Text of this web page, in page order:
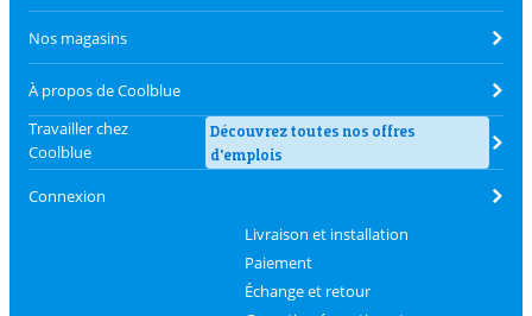
Nos magasins
À propos de Coolblue
Travailler chez
Coolblue
Découvrez toutes nos offres
d'emplois
Connexion
Livraison et installation
Paiement
Échange et retour